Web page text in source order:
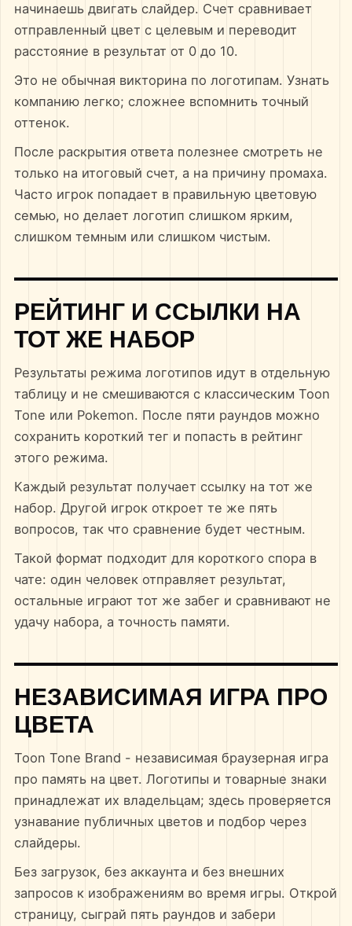
начинаешь двигать слайдер. Счет сравнивает
отправленный цвет с целевым и переводит
расстояние в результат от 0 до 10.
Это не обычная викторина по логотипам. Узнать
компанию легко; сложнее вспомнить точный
оттенок.
После раскрытия ответа полезнее смотреть не
только на итоговый счет, а на причину промаха.
Часто игрок попадает в правильную цветовую
семью, но делает логотип слишком ярким,
слишком темным или слишком чистым.
РЕЙТИНГ И ССЫЛКИ НА
ТОТ ЖЕ НАБОР
Результаты режима логотипов идут в отдельную
таблицу и не смешиваются с классическим Toon
Tone или Pokemon. После пяти раундов можно
сохранить короткий тег и попасть в рейтинг
этого режима.
Каждый результат получает ссылку на тот же
набор. Другой игрок откроет те же пять
вопросов, так что сравнение будет честным.
Такой формат подходит для короткого спора в
чате: один человек отправляет результат,
остальные играют тот же забег и сравнивают не
удачу набора, а точность памяти.
НЕЗАВИСИМАЯ ИГРА ПРО
ЦВЕТА
Toon Tone Brand - независимая браузерная игра
про память на цвет. Логотипы и товарные знаки
принадлежат их владельцам; здесь проверяется
узнавание публичных цветов и подбор через
слайдеры.
Без загрузок, без аккаунта и без внешних
запросов к изображениям во время игры. Открой
страницу, сыграй пять раундов и забери